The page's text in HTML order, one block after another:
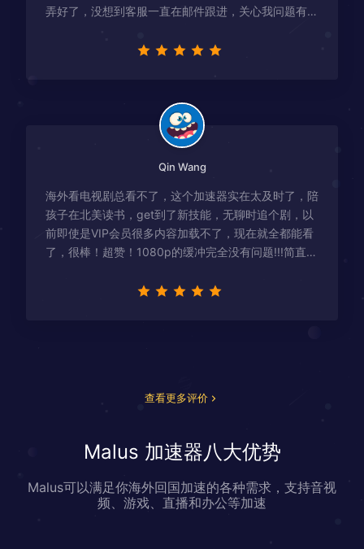
弄好了，没想到客服一直在邮件跟进，关心我问题有没
Qin Wang
海外看电视剧总看不了，这个加速器实在太及时了，陪
孩子在北美读书，get到了新技能，无聊时追个剧，以
前即使是VIP会员很多内容加载不了，现在就全都能看
了，很棒！超赞！1080p的缓冲完全没有问题!!!简直救
查看更多评价
Malus 加速器八大优势
Malus可以满足你海外回国加速的各种需求，支持音视
频、游戏、直播和办公等加速